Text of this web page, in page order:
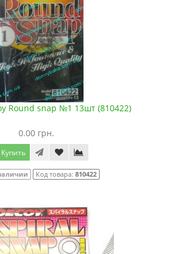
Round snap №1 13шт (810422)
0.00 грн.
Купить
Код товара: 810422